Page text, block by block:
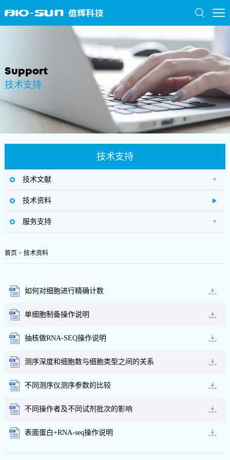
Support
技术支持
技术支持
技术文献
技术资料
服务支持
首页 > 技术资料
如何对细胞进行精确计数
单细胞制备操作说明
抽核做RNA-SEQ操作说明
测序深度和细胞数与细胞类型之间的关系
不同测序仪测序参数的比较
不同操作者及不同试剂批次的影响
表面蛋白+RNA-seq操作说明